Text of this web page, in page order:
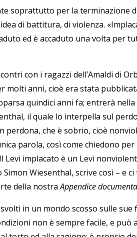
soprattutto per la terminazione
di battitura, di violenza.
ed è accaduto una volta per
con i ragazzi dell’Amaldi di
molti anni, cioè era stata
quindici anni fa; entrerà nella
il quale lo interpella sul
perdona, che è sobrio, cioè
parola, così come chiedono
implacato è un Levi
Wiesenthal, scrive così – e
della nostraAppendice
in un mondo scosso sulle sue
non è sempre facile, e può